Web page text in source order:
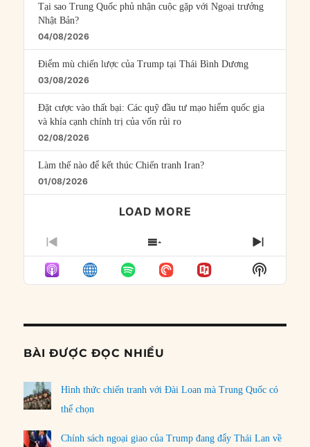
Tại sao Trung Quốc phủ nhận cuộc gặp với Ngoại trưởng
Nhật Bản?
04/08/2026
Điểm mù chiến lược của Trump tại Thái Bình Dương
03/08/2026
Đặt cược vào thất bại: Các quỹ đầu tư mạo hiểm quốc gia
và khía cạnh chính trị của vốn rủi ro
02/08/2026
Làm thế nào để kết thúc Chiến tranh Iran?
01/08/2026
LOAD MORE
PREVIOUS
EPISODE
SHOW
EPISODES
LIST
NEXT
Show
Podcast
BÀI ĐƯỢC ĐỌC NHIỀU
Hình thức chiến tranh với Đài Loan mà Trung Quốc có
thể chọn
Chính sách ngoại giao của Trump đang đẩy Thái Lan về